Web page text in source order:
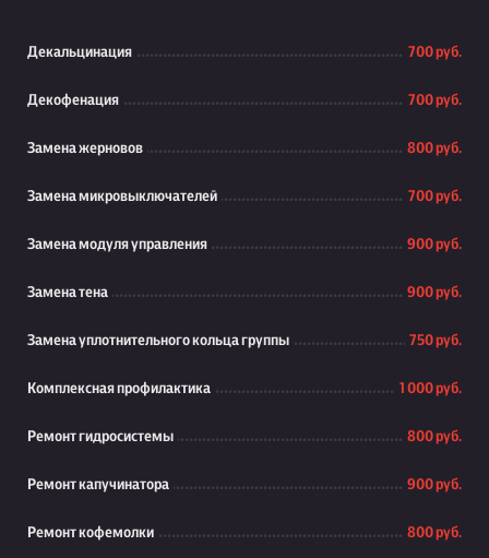
Декальцинация 700 руб.
Декофенация 700 руб.
Замена жерновов 800 руб.
Замена микровыключателей 700 руб.
Замена модуля управления 900 руб.
Замена тена 900 руб.
Замена уплотнительного кольца группы 750 руб.
Комплексная профилактика 1 000 руб.
Ремонт гидросистемы 800 руб.
Ремонт капучинатора 900 руб.
Ремонт кофемолки 800 руб.